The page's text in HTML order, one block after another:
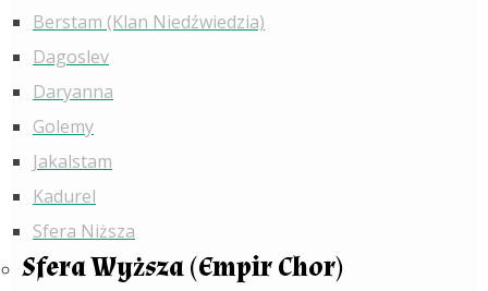
Berstam (Klan Niedźwiedzia)
Dagoslev
Daryanna
Golemy
Jakalstam
Kadurel
Sfera Niższa
Sfera Wyższa (Empir Chor)